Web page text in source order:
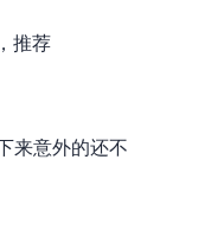
推荐
来意外的还不